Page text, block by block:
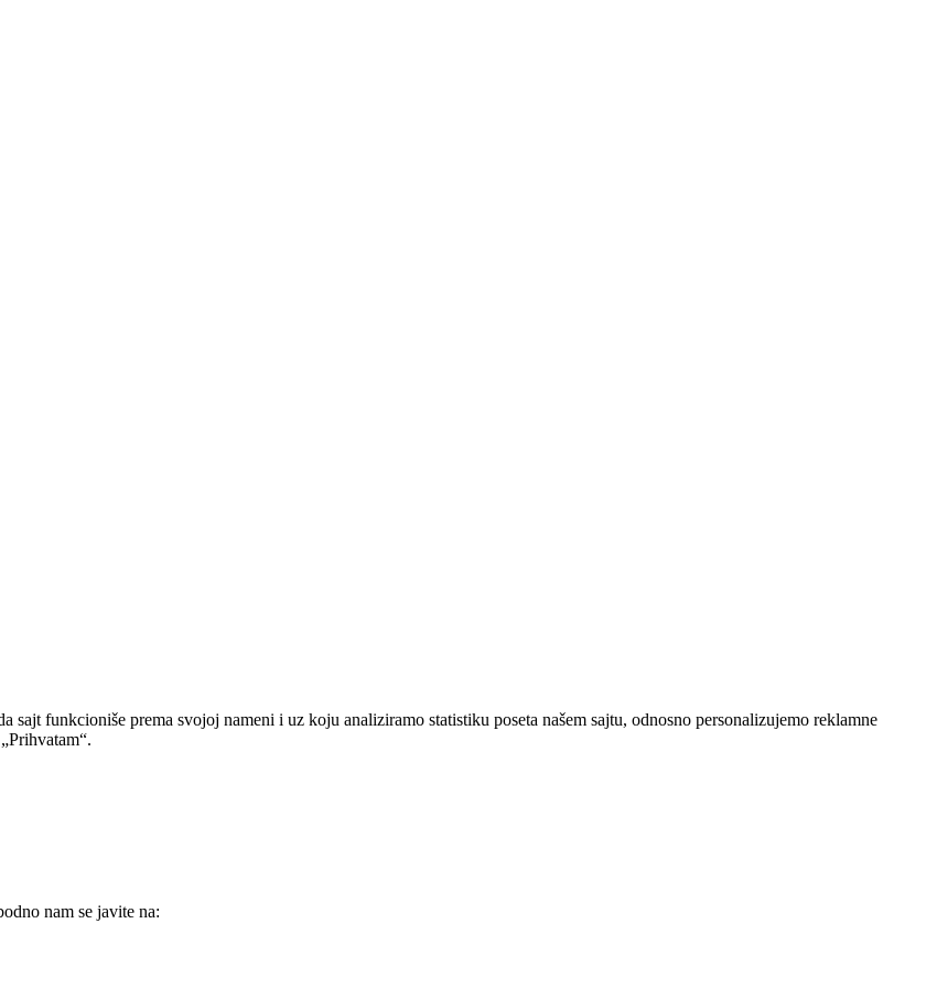
funkcioniše prema svojoj nameni i uz koju analiziramo statistiku poseta našem sajtu, odnosno personalizujemo reklamne
nam se javite na: